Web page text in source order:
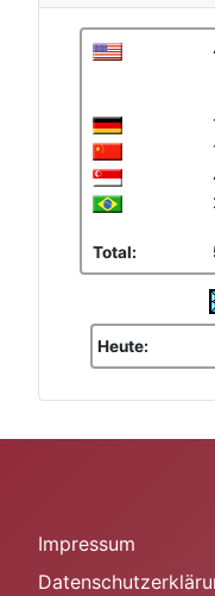
Total:
Heute:
Impressum